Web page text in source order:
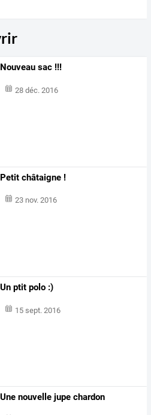
Nouveau sac !!!
28 déc. 2016
Petit châtaigne !
23 nov. 2016
Un ptit polo :)
15 sept. 2016
Une nouvelle jupe chardon